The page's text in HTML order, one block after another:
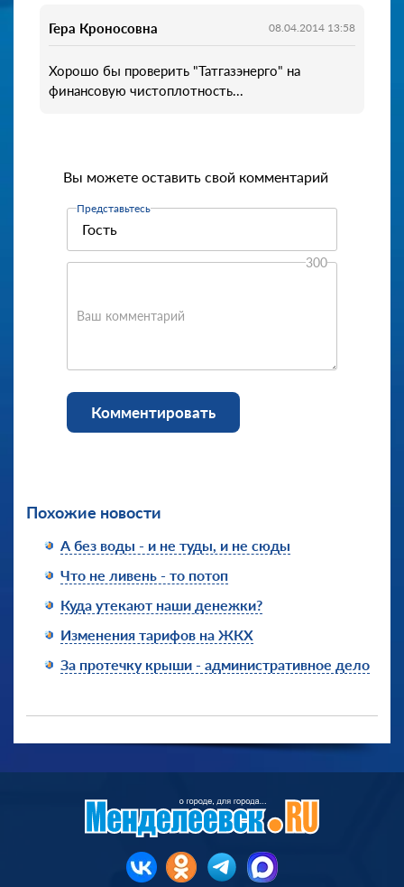
Гера Кроносовна 08.04.2014 13:58
Хорошо бы проверить "Татгазэнерго" на
финансовую чистоплотность...
Вы можете оставить свой комментарий
Представьтесь
Ваш комментарий
300
Комментировать
Похожие новости
А без воды - и не туды, и не сюды
Что не ливень - то потоп
Куда утекают наши денежки?
Изменения тарифов на ЖКХ
За протечку крыши - административное дело